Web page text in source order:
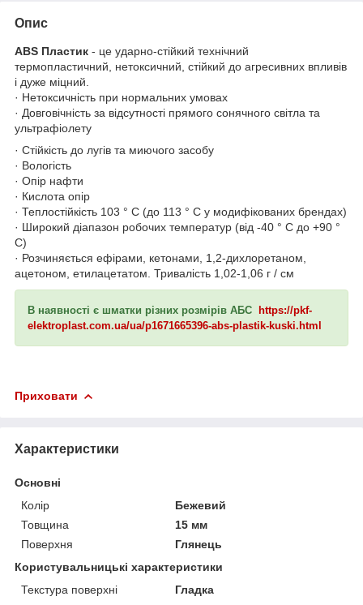
Опис
ABS Пластик - це ударно-стійкий технічний
термопластичний, нетоксичний, стійкий до агресивних впливів
і дуже міцний.
· Нетоксичність при нормальних умовах
· Довговічність за відсутності прямого сонячного світла та
ультрафіолету
· Стійкість до лугів та миючого засобу
· Вологість
· Опір нафти
· Кислота опір
· Теплостійкість 103 ° С (до 113 ° С у модифікованих брендах)
· Широкий діапазон робочих температур (від -40 ° С до +90 °
С)
· Розчиняється ефірами, кетонами, 1,2-дихлоретаном,
ацетоном, етилацетатом. Тривалість 1,02-1,06 г / см
В наявності є шматки різних розмірів АБС
https://pkf-
elektroplast.com.ua/ua/p1671665396-abs-plastik-kuski.html
Приховати
Характеристики
Основні
Колір
Бежевий
Товщина
15 мм
Поверхня
Глянець
Користувальницькі характеристики
Текстура поверхні
Гладка